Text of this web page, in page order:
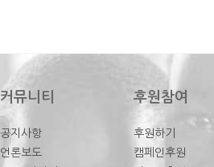
커뮤니티
공지사항
언론보도
후원참여
후원하기
캠페인후원